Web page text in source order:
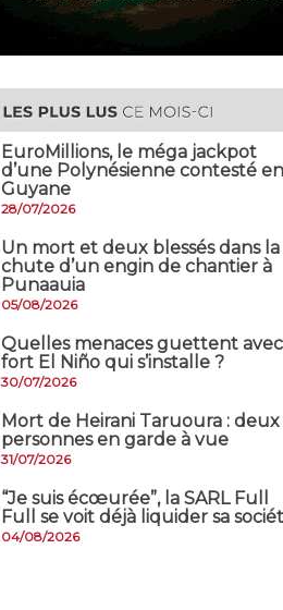
EuroMillions, ​le méga jackpot
d’une Polynésienne contesté en
Guyane
28/07/2026
​Un mort et deux blessés dans la
chute d’un engin de chantier à
Punaauia
05/08/2026
Quelles menaces guettent
fort El Niño qui s’installe ?
30/07/2026
Mort de Heirani Taruoura : deux
personnes en garde à vue
31/07/2026
​“Je suis écœurée”, la SARL Full
Full se voit déjà liquider sa
04/08/2026